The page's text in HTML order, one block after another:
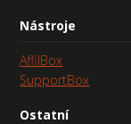
Nástroje
AffilBox
SupportBox
Ostatní